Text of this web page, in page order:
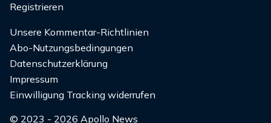
Registrieren
Unsere Kommentar-Richtlinien
Abo-Nutzungsbedingungen
Datenschutzerklärung
Impressum
Einwilligung Tracking widerrufen
© 2023 - 2026 Apollo News